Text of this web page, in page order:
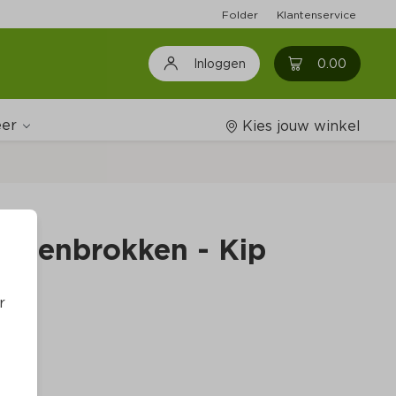
Folder Klantenservice
Inloggen 0.00 0
Kies jouw winkel
- Kip